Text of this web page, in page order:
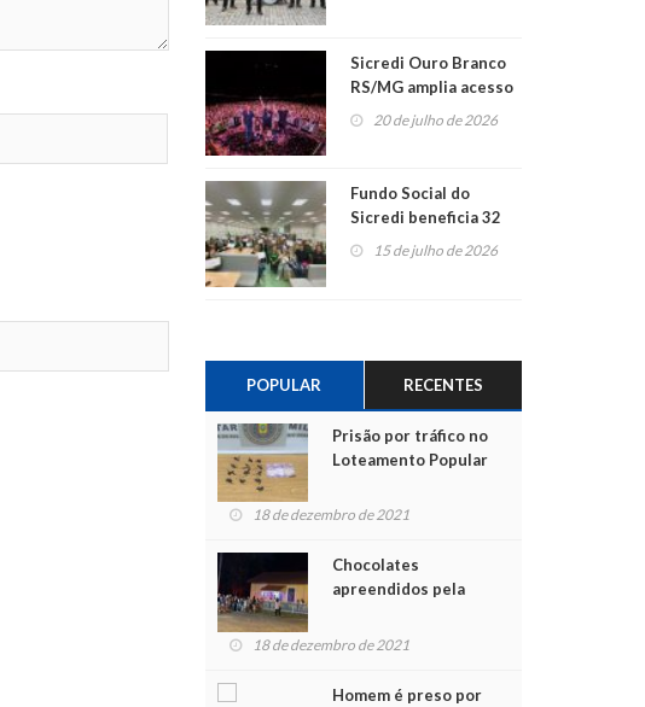
Sicredi Ouro Branco
RS/MG amplia acesso
ao show dos 45 anos
para mais associados
20 de julho de 2026
Fundo Social do
Sicredi beneficia 32
projetos em
15 de julho de 2026
POPULAR RECENTES
Prisão por tráfico no
Loteamento Popular
18 de dezembro de 2021
Chocolates
apreendidos pela
para crianças na
18 de dezembro de 2021
Homem é preso por